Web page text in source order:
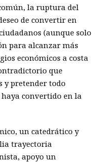
la ruptura del
de convertir en
(aunque solo
para alcanzar más
económicos a costa
que
y pretender todo
convertido en la
un catedrático y
trayectoria
apoyo un